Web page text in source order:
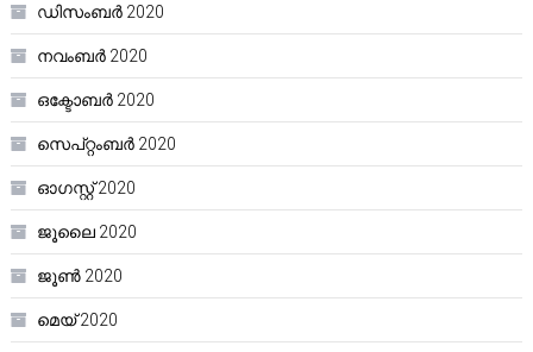
ഡിസംബർ 2020
നവംബർ 2020
ഒക്ടോബർ 2020
സെപ്റ്റംബർ 2020
ഓഗസ്റ്റ്‌ 2020
ജൂലൈ 2020
ജൂൺ 2020
മെയ്‌ 2020